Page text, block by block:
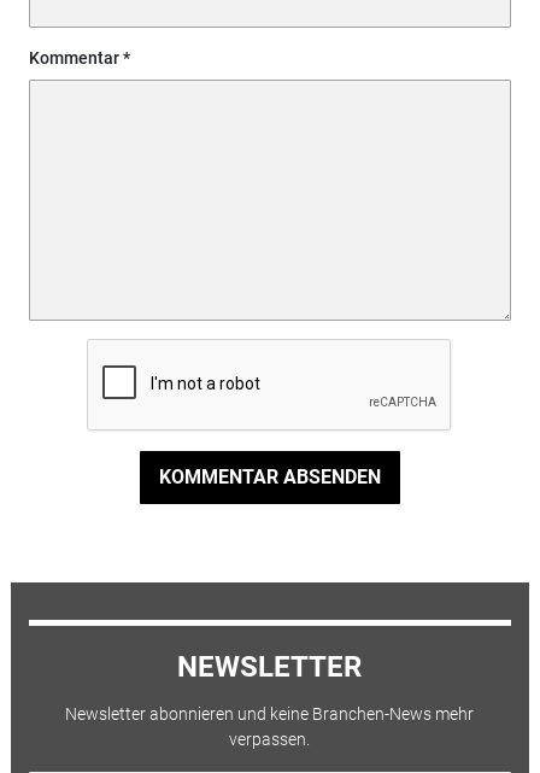
Kommentar
KOMMENTAR ABSENDEN
NEWSLETTER
Newsletter abonnieren und keine Branchen-News mehr
verpassen.